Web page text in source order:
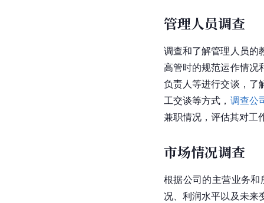
管理人员调查
调查和了解管理人员的
高管时的规范运作情况
负责人等进行交谈，了
工交谈等方式， 调查公
兼职情况，评估其对工
市场情况调查
根据公司的主营业务
况、利润水平以及未来